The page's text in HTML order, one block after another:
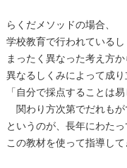
らくだメソッドの場合、
学校教育で行われている
まったく異なった考え方
異なるしくみによって成り
「自分で採点することは
関わり方次第でだれもが
というのが、長年にわたっ
この教材を使って指導して